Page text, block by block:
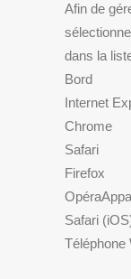
Afin de
dans la
Bord
Internet
Chrome
Safari
Firefox
Safari
Téléphone